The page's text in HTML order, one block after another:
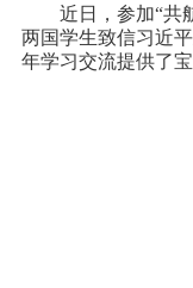
近日，参加“共
两国学生致信习近
年学习交流提供了宝